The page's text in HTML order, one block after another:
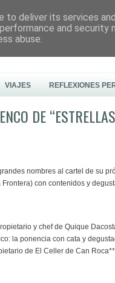
VIAJES REFLEXIONES
DE
nombres al cartel de su
con contenidos y
y chef de Quique
la ponencia con cata y
de El Celler de Can
to deliver its services
and
abuse.